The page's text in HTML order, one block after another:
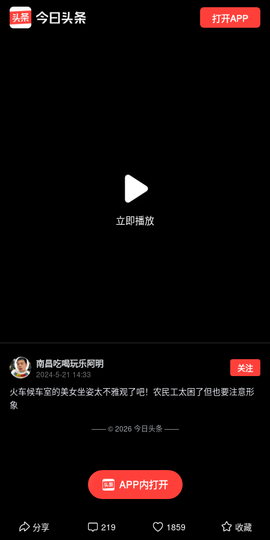
打开APP
APP内打开
南昌吃喝玩乐阿明
2024-5-21 14:33
关注
火车候车室的美女坐姿太不雅观了吧！农民工太困了但也要注意形
象
分享 219 1859 收藏
—— ©2026 今日头条——